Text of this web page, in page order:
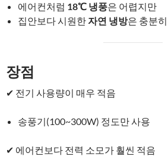
에어컨처럼 18℃ 냉풍은 어렵지만
집안보다 시원한자연 냉방은 충분
장점
✔ 전기 사용량이 매우 적음
송풍기(100~300W) 정도만 사용
✔ 에어컨보다 전력 소모가 훨씬 적음